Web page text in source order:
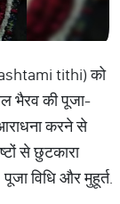
(ashtami tithi) को
भैरव की पूजा-
करने से
से छुटकारा
विधि और मुहूर्त.